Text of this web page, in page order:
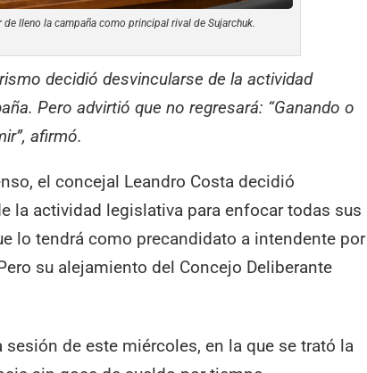
lleno la campaña como principal rival de Sujarchuk.
decidió desvincularse de la actividad
Pero advirtió que no regresará: “Ganando o
afirmó.
el concejal Leandro Costa decidió
la actividad legislativa para enfocar todas sus
lo tendrá como precandidato a intendente por
su alejamiento del Concejo Deliberante
de este miércoles, en la que se trató la